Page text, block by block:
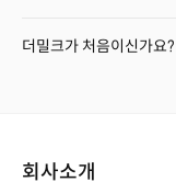
더밀크가 처음이신가요?
회사소개